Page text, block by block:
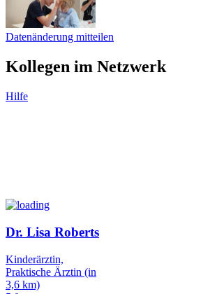
Datenänderung mitteilen
Kollegen im Netzwerk
Hilfe
Dr. Lisa Roberts
Kinderärztin,
Praktische Ärztin (in
3,6 km)